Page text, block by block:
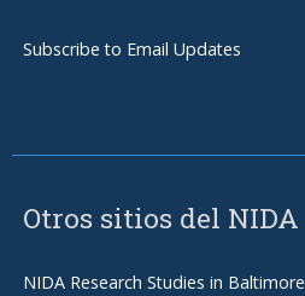
Subscribe to Email Updates
Otros sitios del NIDA
NIDA Research Studies in Baltimore